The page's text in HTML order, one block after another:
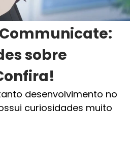
sobre
desenvolvimento no
curiosidades muito